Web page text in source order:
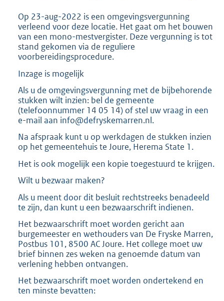
e
5
7
Op 23-aug-2022 is een omgevingsvergunning
verleend voor deze locatie. Het gaat om het bouwen
van een mono-mestvergister. Deze vergunning is tot
stand gekomen via de reguliere
voorbereidingsprocedure.
Inzage is mogelijk
Als u de omgevingsvergunning met de bijbehorende
stukken wilt inzien: bel de gemeente
(telefoonnummer 14 05 14) of stel uw vraag in een
e-mail aan info@defryskemarren.nl.
Na afspraak kunt u op werkdagen de stukken inzien
op het gemeentehuis te Joure, Herema State 1.
Het is ook mogelijk een kopie toegestuurd te krijgen.
Wilt u bezwaar maken?
Als u meent door dit besluit rechtstreeks benadeeld
te zijn, dan kunt u een bezwaarschrift indienen.
Het bezwaarschrift moet worden gericht aan
burgemeester en wethouders van De Fryske Marren,
Postbus 101, 8500 AC Joure. Het college moet uw
brief binnen zes weken na genoemde datum van
verlening hebben ontvangen.
Het bezwaarschrift moet worden ondertekend en
ten minste bevatten: